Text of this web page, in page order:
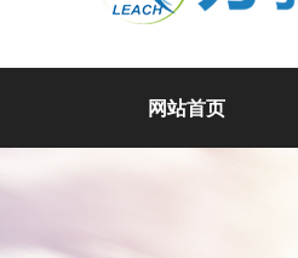
网站首页